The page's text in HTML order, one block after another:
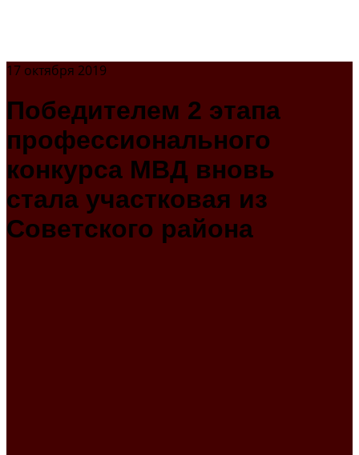
17 октября 2019
Победителем 2 этапа
профессионального
конкурса МВД вновь
стала участковая из
Советского района